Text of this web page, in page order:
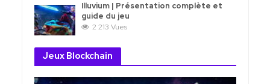
Illuvium | Présentation complète et
guide du jeu
2 213 Vues
Jeux Blockchain